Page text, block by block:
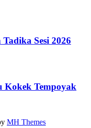
Sesi 2026
Kokek Tempoyak
MH Themes